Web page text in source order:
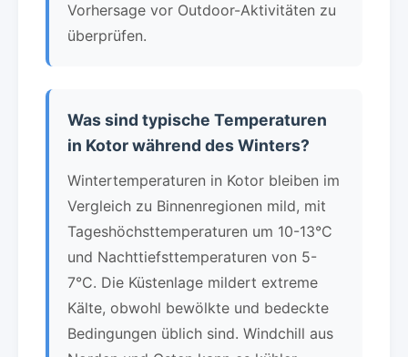
Vorhersage vor Outdoor-Aktivitäten zu
überprüfen.
Was sind typische Temperaturen
in Kotor während des Winters?
Wintertemperaturen in Kotor bleiben im
Vergleich zu Binnenregionen mild, mit
Tageshöchsttemperaturen um 10-13°C
und Nachttiefsttemperaturen von 5-
7°C. Die Küstenlage mildert extreme
Kälte, obwohl bewölkte und bedeckte
Bedingungen üblich sind. Windchill aus